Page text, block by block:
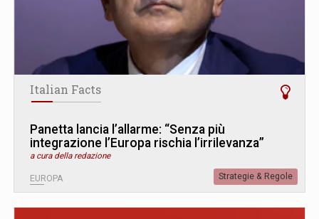
Italian Facts
Panetta lancia l’allarme: “Senza più
integrazione l’Europa rischia l’irrilevanza”
a cura della redazione
EUROPA Strategie & Regole